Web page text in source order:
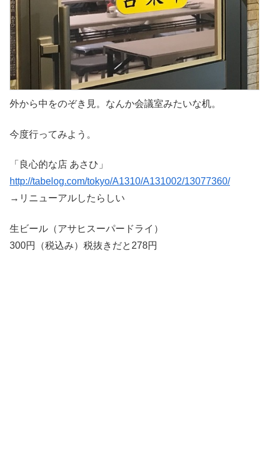
外から中をのぞき見。なんか会議室みたいな机。
今度行ってみよう。
「良心的な店 あさひ」
http://tabelog.com/tokyo/A1310/A131002/13077360/
→リニューアルしたらしい
生ビール（アサヒスーパードライ）
300円（税込み）税抜きだと278円